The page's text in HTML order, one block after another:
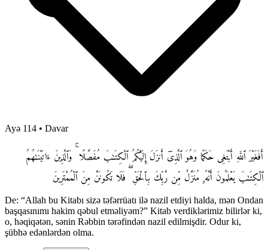
Ayə 114 • Davar
أَفَغَيْرَ ٱللَّهِ أَبْتَغِى حَكَمًا وَهُوَ ٱلَّذِىٓ أَنزَلَ إِلَيْكُمُ ٱلْكِتَـٰبَ مُفَصَّلًا ۚ وَٱلَّذِينَ ءَاتَيْنَـٰهُمُ
ٱلْكِتَـٰبَ يَعْلَمُونَ أَنَّهُۥ مُنَزَّلٌ مِّن رَّبِّكَ بِٱلْحَقِّ ۖ فَلَا تَكُونَنَّ مِنَ ٱلْمُمْتَرِينَ
De: “Allah bu Kitabı sizə təfərrüatı ilə nazil etdiyi halda, mən Ondan
başqasınımı hakim qəbul etməliyəm?” Kitab verdiklərimiz bilirlər ki,
o, həqiqətən, sənin Rəbbin tərəfindən nazil edilmişdir. Odur ki,
şübhə edənlərdən olma.